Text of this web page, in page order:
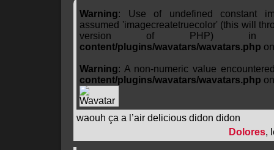
Warning: Use of undefined constant
assumed 'imagecreatetruecolor' (this will
version of PHP)
content/plugins/wavatars/wavatars.php
Warning: A non-numeric value
content/plugins/wavatars/wavatars.php
waouh ça a l’air delicious didon didon
Dolores,